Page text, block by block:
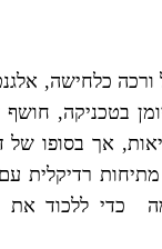
כלחישה,
בטכניקה,
אך בסופו
רדיקלית
ללכוד את